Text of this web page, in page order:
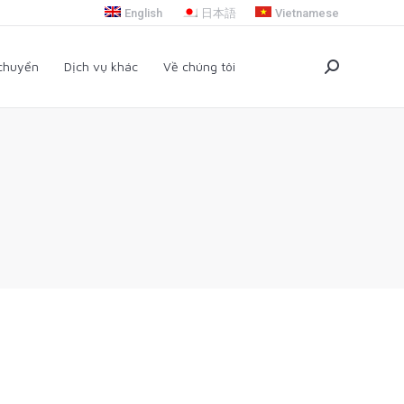
English 日本語 Vietnamese
Dịch vụ khác Về chúng tôi Search:
Dịch vụ khác Về chúng tôi Search: